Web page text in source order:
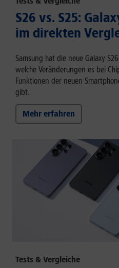
S26 vs. S25:
im direkten
Samsung hat die neue Galaxy
welche Veränderungen es bei
Funktionen der neuen
gibt.
Mehr erfahren
Tests & Vergleiche